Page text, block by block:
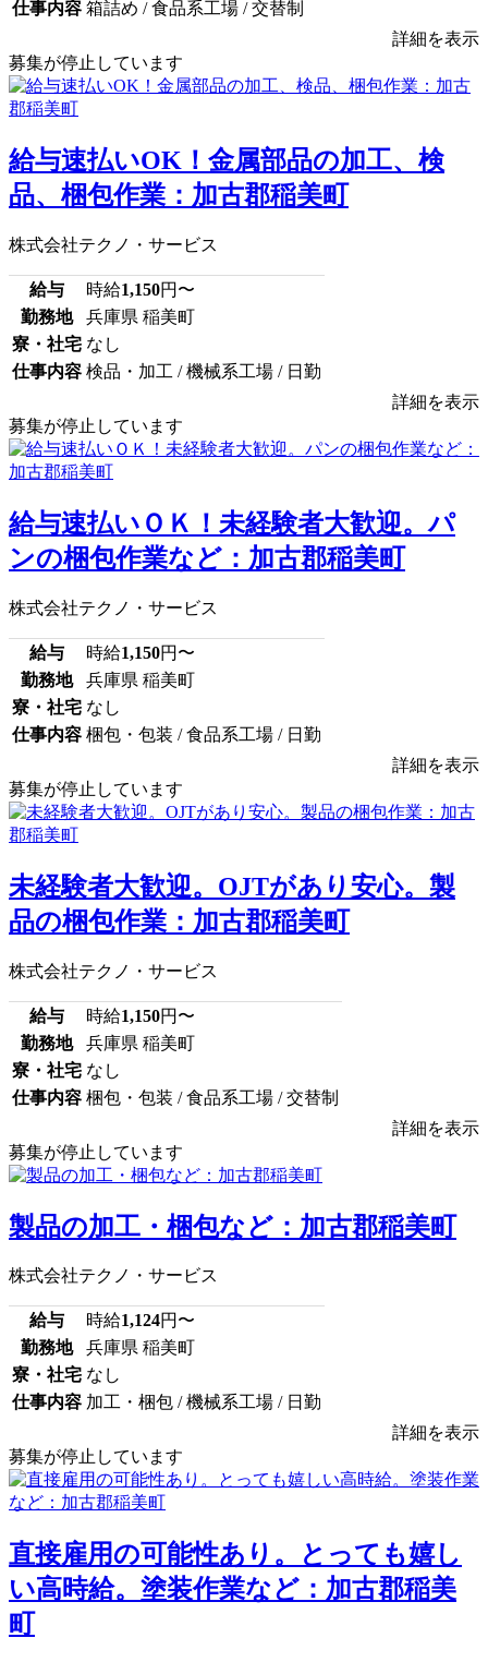
仕事内容 箱詰め / 食品系工場 / 交替制
詳細を表示
募集が停止しています
給与速払いOK！金属部品の加工、検
品、梱包作業：加古郡稲美町
株式会社テクノ・サービス
給与 時給1,150円〜
勤務地
兵庫県 稲美町
寮・社宅 なし
仕事内容 検品・加工 / 機械系工場 / 日勤
詳細を表示
募集が停止しています
給与速払いＯＫ！未経験者大歓迎。パ
ンの梱包作業など：加古郡稲美町
株式会社テクノ・サービス
給与 時給1,150円〜
勤務地
兵庫県 稲美町
寮・社宅 なし
仕事内容 梱包・包装 / 食品系工場 / 日勤
詳細を表示
募集が停止しています
未経験者大歓迎。OJTがあり安心。製
品の梱包作業：加古郡稲美町
株式会社テクノ・サービス
給与 時給1,150円〜
勤務地
兵庫県 稲美町
寮・社宅 なし
仕事内容 梱包・包装 / 食品系工場 / 交替制
詳細を表示
募集が停止しています
製品の加工・梱包など：加古郡稲美町
株式会社テクノ・サービス
給与 時給1,124円〜
勤務地
兵庫県 稲美町
寮・社宅 なし
仕事内容 加工・梱包 / 機械系工場 / 日勤
詳細を表示
募集が停止しています
直接雇用の可能性あり。とっても嬉し
い高時給。塗装作業など：加古郡稲美
町